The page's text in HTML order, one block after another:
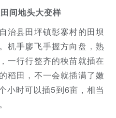
间地头大变样
治县田坪镇彰寨村的田坝
机手廖飞手握方向盘，熟
一行行整齐的秧苗就插在
稻田，不一会就插满了嫩
小时可以插5到6亩，相当